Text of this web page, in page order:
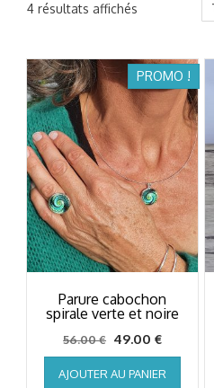
4 résultats affichés
PROMO !
Parure cabochon
spirale verte et noire
56.00€ Le
prix
initial
49.00€Le
prix
actuel
AJOUTER AU PANIER